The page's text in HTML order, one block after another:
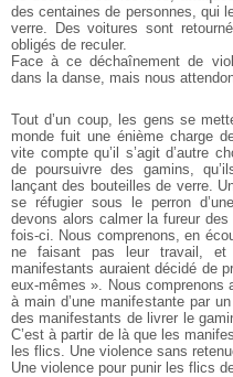
des centaines de personnes, qui
verre. Des voitures sont
obligés de reculer.
Face à ce déchaînement de
dans la danse, mais nous
Tout d’un coup, les gens se
monde fuit une énième charge
vite compte qu’il s’agit d’autre
de poursuivre des gamins,
lançant des bouteilles de verre.
se réfugier sous le perron
devons alors calmer la fureur
fois-ci. Nous comprenons, en
ne faisant pas leur travail,
manifestants auraient décidé de
eux-mêmes ». Nous
à main d’une manifestante par
des manifestants de livrer le
C’est à partir de là que les
les flics. Une violence sans
Une violence pour punir les flics